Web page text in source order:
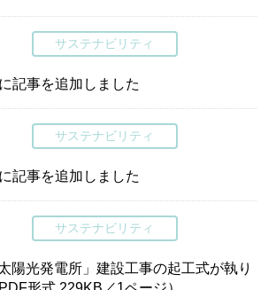
サステナビリティ
記事を追加しました
サステナビリティ
記事を追加しました
サステナビリティ
陽光発電所」建設工事の起工式が執り